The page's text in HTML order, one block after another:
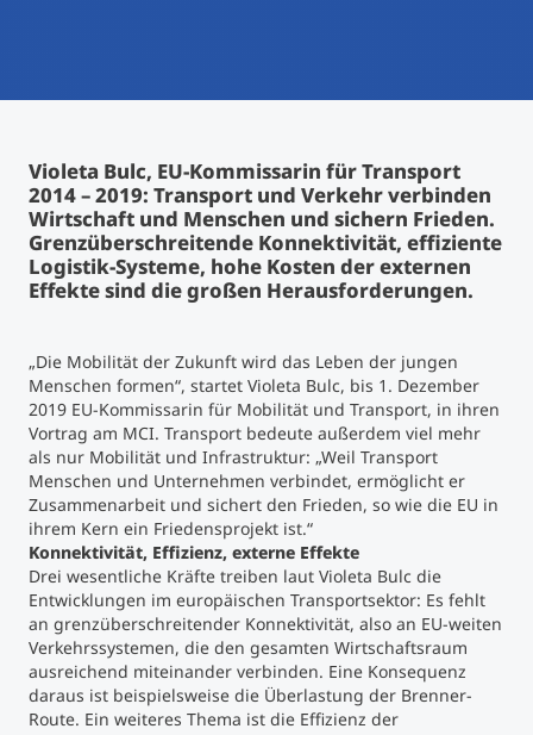
Study Finder Bachelor/Master
Masterclasses
Technische Weiterbildung
Maßgeschneiderte Programme
Studienberatung
Executive Education Finder
Violeta Bulc, EU-Kommissarin für Transport
2014 – 2019: Transport und Verkehr verbinden
Wirtschaft und Menschen und sichern Frieden.
Grenzüberschreitende Konnektivität, effiziente
Logistik-Systeme, hohe Kosten der externen
Effekte sind die großen Herausforderungen.
„Die Mobilität der Zukunft wird das Leben der jungen
Menschen formen“, startet Violeta Bulc, bis 1. Dezember
2019 EU-Kommissarin für Mobilität und Transport, in ihren
Vortrag am MCI. Transport bedeute außerdem viel mehr
als nur Mobilität und Infrastruktur: „Weil Transport
Menschen und Unternehmen verbindet, ermöglicht er
Zusammenarbeit und sichert den Frieden, so wie die EU in
ihrem Kern ein Friedensprojekt ist.“
Konnektivität, Effizienz, externe Effekte
Drei wesentliche Kräfte treiben laut Violeta Bulc die
Entwicklungen im europäischen Transportsektor: Es fehlt
an grenzüberschreitender Konnektivität, also an EU-weiten
Verkehrssystemen, die den gesamten Wirtschaftsraum
ausreichend miteinander verbinden. Eine Konsequenz
daraus ist beispielsweise die Überlastung der Brenner-
Route. Ein weiteres Thema ist die Effizienz der